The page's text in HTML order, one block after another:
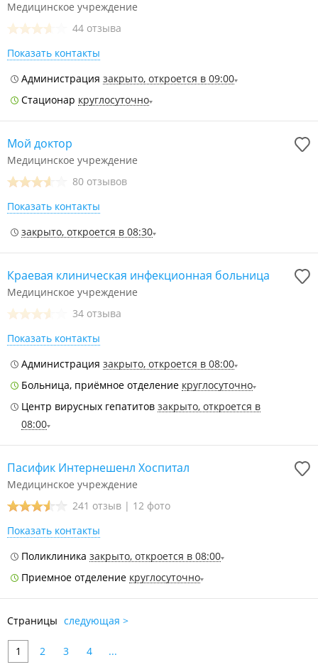
Медицинское учреждение
44 отзыва
Показать контакты
Администрация закрыто, откроется в 09:00
Стационар круглосуточно
Мой доктор
Медицинское учреждение
80 отзывов
Показать контакты
закрыто, откроется в 08:30
Краевая клиническая инфекционная больница
Медицинское учреждение
34 отзыва
Показать контакты
Администрация закрыто, откроется в 08:00
Больница, приёмное отделение круглосуточно
Центр вирусных гепатитов закрыто, откроется в
08:00
Пасифик Интернешенл Хоспитал
Медицинское учреждение
241 отзыв | 12 фото
Показать контакты
Поликлиника закрыто, откроется в 08:00
Приемное отделение круглосуточно
Страницы следующая >
1 2 3 4 ...